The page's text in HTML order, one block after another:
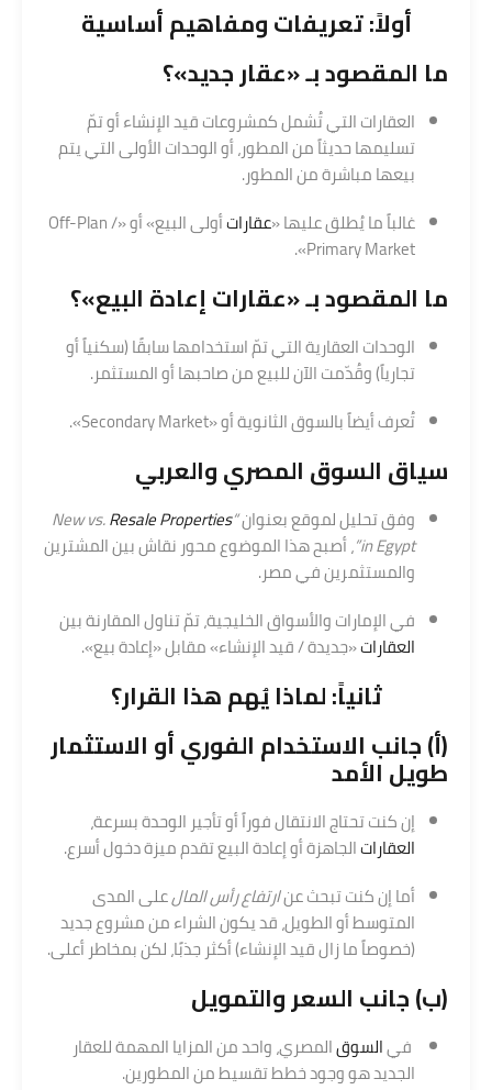
أولاً: تعريفات ومفاهيم أساسية
ما المقصود بـ «عقار جديد»؟
العقارات التي تُشمل كمشروعات قيد الإنشاء أو تمّ
تسليمها حديثاً من المطور، أو الوحدات الأولى التي يتم
بيعها مباشرة من المطور.
غالباً ما يُطلق عليها «عقارات
أولى البيع» أو «Off-Plan /
Primary Market».
ما المقصود بـ «عقاراتإعادة البيع»؟
الوحدات العقارية التي تمّ استخدامها سابقًا (سكنياً أو
تجارياً) وقُدّمت الآن للبيع من صاحبها أو المستثمر.
تُعرف أيضاً بالسوق الثانوية أو «Secondary Market».
سياق السوق المصري والعربي
وفق تحليل لموقع بعنوان“New vs.
Resale Properties
in Egypt” ، أصبح هذا الموضوع محور نقاش بين المشترين
والمستثمرين في مصر.
في الإمارات والأسواق الخليجية، تمّ تناول المقارنة بين
العقارات«جديدة / قيد الإنشاء» مقابل «إعادة بيع».
ثانياً: لماذا يُهم هذا القرار؟
(أ) جانب الاستخدام الفوري أو الاستثمار
طويل الأمد
إن كنت تحتاج الانتقال فوراً أو تأجير الوحدة بسرعة،
العقاراتالجاهزة أو إعادة البيع تقدم ميزة دخول أسرع.
أما إن كنت تبحث عنارتفاع رأس المالعلى المدى
المتوسط أو الطويل، قد يكون الشراء من مشروع جديد
(خصوصاً ما زال قيد الإنشاء) أكثر جذبًا، لكن بمخاطر أعلى.
(ب) جانب السعر والتمويل
فيالسوقالمصري، واحد من المزايا المهمة للعقار
الجديد هو وجود خطط تقسيط من المطورين.